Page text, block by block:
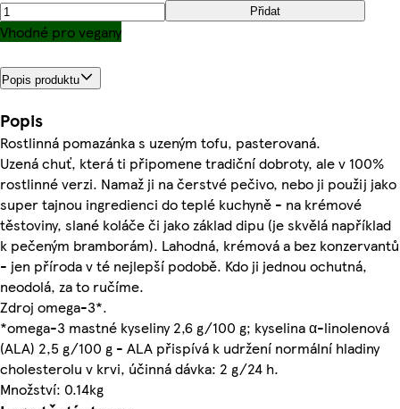
Přidat
Vhodné pro vegany
Popis produktu
Popis
Rostlinná pomazánka s uzeným tofu, pasterovaná.
Uzená chuť, která ti připomene tradiční dobroty, ale v 100%
rostlinné verzi. Namaž ji na čerstvé pečivo, nebo ji použij jako
super tajnou ingredienci do teplé kuchyně - na krémové
těstoviny, slané koláče či jako základ dipu (je skvělá například
k pečeným bramborám). Lahodná, krémová a bez konzervantů
- jen příroda v té nejlepší podobě. Kdo ji jednou ochutná,
neodolá, za to ručíme.
Zdroj omega-3*.
*omega-3 mastné kyseliny 2,6 g/100 g; kyselina α-linolenová
(ALA) 2,5 g/100 g - ALA přispívá k udržení normální hladiny
cholesterolu v krvi, účinná dávka: 2 g/24 h.
Množství: 0.14kg